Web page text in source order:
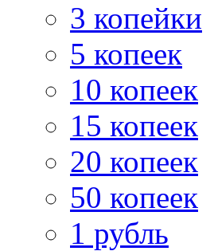
3 копейки
5 копеек
10 копеек
15 копеек
20 копеек
50 копеек
1 рубль